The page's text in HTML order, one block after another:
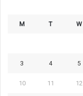
M T W
3 4 5
10 11 12